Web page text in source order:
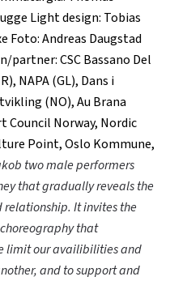
Light design: Tobias
Foto: Andreas Daugstad
partner: CSC Bassano Del
NAPA (GL), Dans i
(NO), Au Brana
Council Norway, Nordic
Point, Oslo Kommune,
two male performers
that gradually reveals the
It invites the
that
limit our availibilities and
and to support and